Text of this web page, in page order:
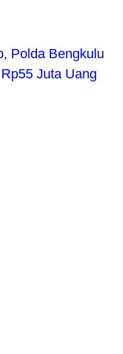
Polda Bengkulu
Juta Uang